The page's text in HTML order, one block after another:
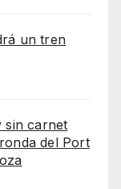
un tren
sin carnet
del Port